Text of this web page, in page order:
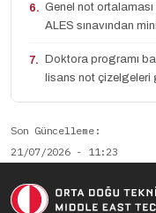
6. Genel not
ALES sınavından
7. Doktora programı
lisans not çizelgeleri
Son Güncelleme
21/07/2026 - 11:23